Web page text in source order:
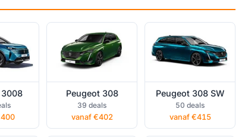
3008 Peugeot 308
39 deals
vanaf €402
Peugeot 308 SW
50 deals
vanaf €415
208
Peugeot E-3008
private lease
Peugeot E-308
private lease